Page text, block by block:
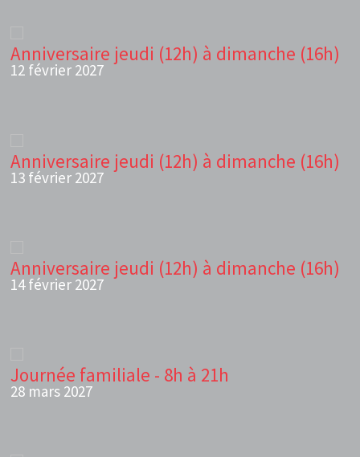
Anniversaire jeudi (12h) à dimanche (16h)
12 février 2027
Anniversaire jeudi (12h) à dimanche (16h)
13 février 2027
Anniversaire jeudi (12h) à dimanche (16h)
14 février 2027
Journée familiale - 8h à 21h
28 mars 2027